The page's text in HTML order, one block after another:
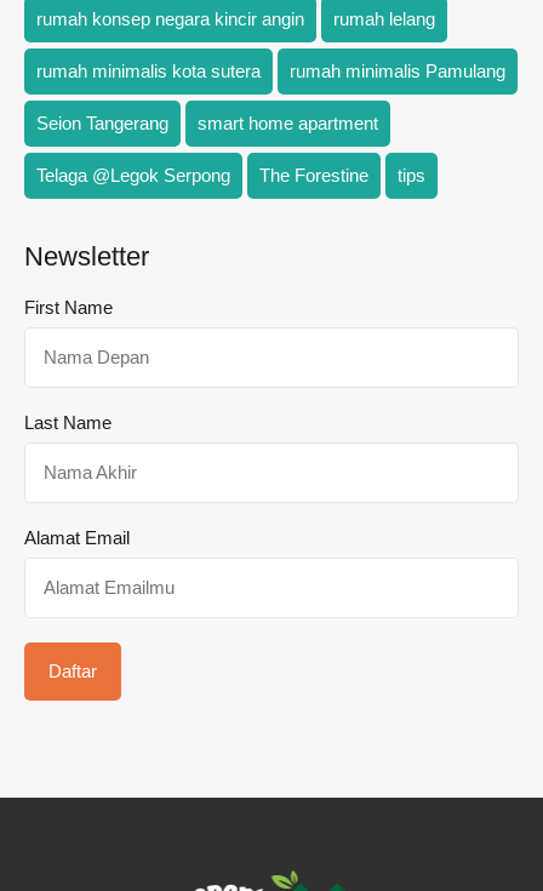
rumah konsep negara kincir angin rumah lelang
rumah minimalis kota sutera rumah minimalis Pamulang
Seion Tangerang smart home apartment
Telaga @Legok Serpong The Forestine tips
Newsletter
First Name
Last Name
Alamat Email